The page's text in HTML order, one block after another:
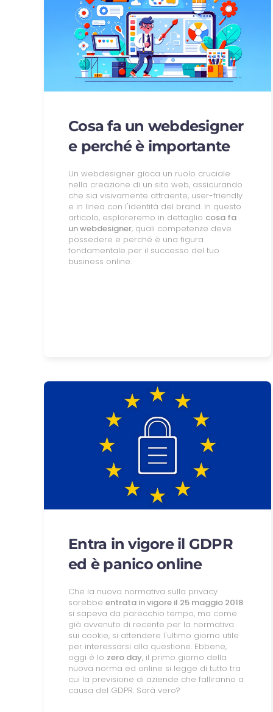
Cosa fa un webdesigner
e perché è importante
Un webdesigner gioca un ruolo cruciale
nella creazione di un sito web, assicurando
che sia visivamente attraente, user-friendly
e in linea con l'identità del brand. In questo
articolo, esploreremo in dettaglio cosa fa
un webdesigner, quali competenze deve
possedere e perché è una figura
fondamentale per il successo del tuo
business online.
Entra in vigore il GDPR
ed è panico online
Che la nuova normativa sulla privacy
sarebbe entrata in vigore il 25 maggio 2018
si sapeva da parecchio tempo, ma come
già avvenuto di recente per la normativa
sui cookie, si attendere l'ultimo giorno utile
per interessarsi alla questione. Ebbene,
oggi è lo zero day, il primo giorno della
nuova norma ed online si legge di tutto tra
cui la previsione di aziende che falliranno a
causa del GDPR. Sarà vero?